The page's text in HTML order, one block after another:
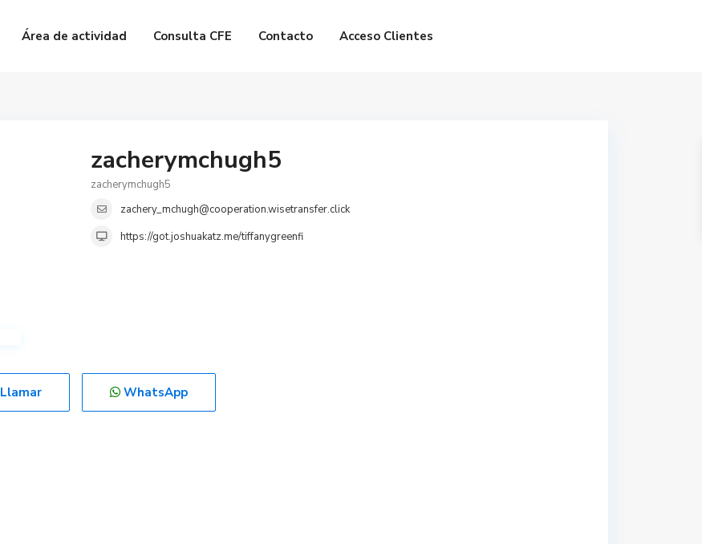
Área de actividad Consulta CFE Contacto Acceso Clientes
zacherymchugh5
zacherymchugh5
zachery_mchugh@cooperation.wisetransfer.click
https://got.joshuakatz.me/tiffanygreenfi
Llamar WhatsApp